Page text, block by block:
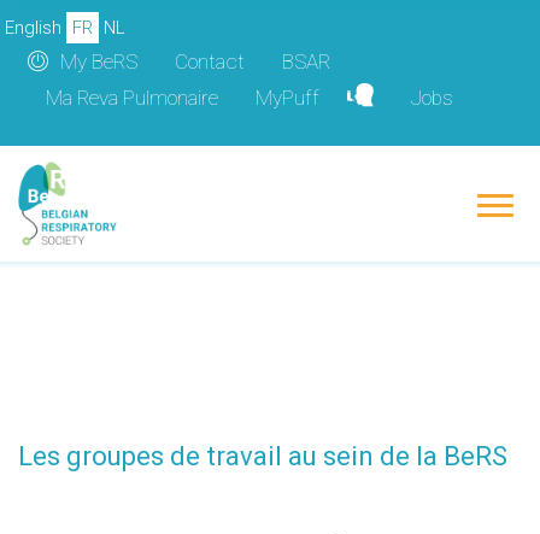
Aller
contenu
principal
-->
My BeRS
Contact
BSAR
Ma Reva Pulmonaire
MyPuff Jobs
English FR NL
Les groupes de travail au sein de la BeRS